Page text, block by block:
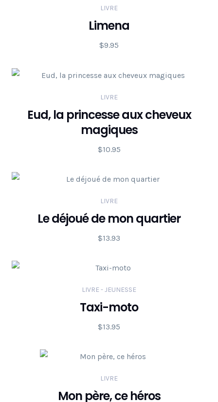
LIVRE
Limena
$9.95
LIVRE
Eud, la princesse aux cheveux
magiques
$10.95
LIVRE
Le déjoué de mon quartier
$13.93
LIVRE - JEUNESSE
Taxi-moto
$13.95
LIVRE
Mon père, ce héros